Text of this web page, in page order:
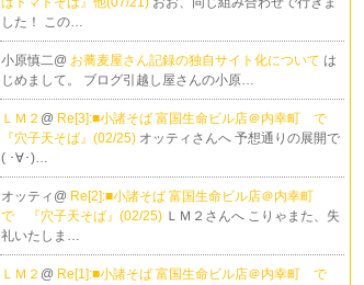
した！ この…
小原慎二@ お蕎麦屋さん記録の独自サイト化について は
じめまして。 ブログ引越し屋さんの小原…
ＬＭ２ @ Re[3]:■小諸そば 富国生命ビル店＠内幸町 で
『穴子天そば』(02/25) オッティさんへ 予想通りの展開で
( ･∀･)…
オッティ@ Re[2]:■小諸そば 富国生命ビル店＠内幸町
で 『穴子天そば』(02/25) ＬＭ２さんへ こりゃまた、失
礼いたしま…
ＬＭ２ @ Re[1]:■小諸そば 富国生命ビル店＠内幸町 で